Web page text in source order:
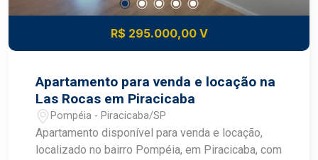
R$ 295.000,00 V
Apartamento para venda e locação na
Las Rocas em Piracicaba
Pompéia - Piracicaba/SP
Apartamento disponível para venda e locação,
localizado no bairro Pompéia, em Piracicaba, com